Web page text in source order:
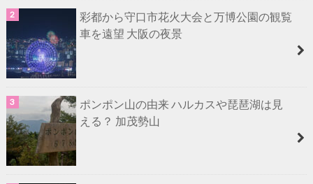
彩都から守口市花火大会と万博公園の観覧
車を遠望 大阪の夜景
ポンポン山の由来 ハルカスや琵琶湖は見
える？ 加茂勢山